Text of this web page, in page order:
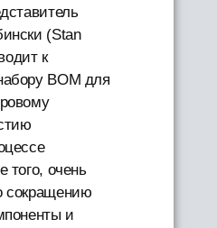
(Stan
к
BOM для
того, очень
сокращению
и